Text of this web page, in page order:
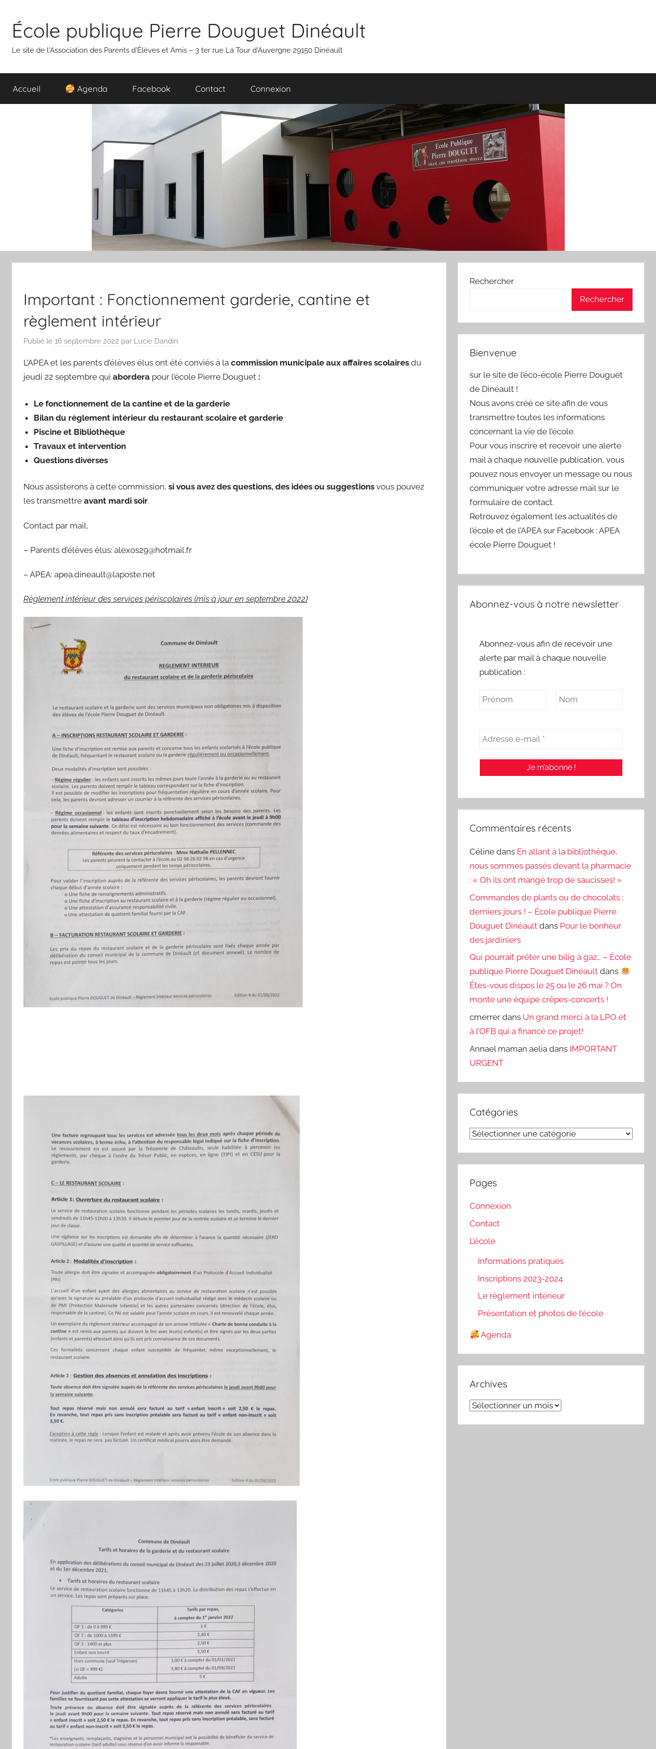
contenu
École publique Pierre Douguet Dinéault
Le site de l'Association des Parents d'Élèves et Amis – 3 ter rue La Tour d'Auvergne 29150 Dinéault
Accueil Agenda Facebook Contact Connexion
Important : Fonctionnement garderie, cantine et
règlement intérieur
Publié le 16 septembre 2022 par Lucie Dandin
L’APEA et les parents d’élèves élus ont été conviés à la commission municipale aux affaires scolaires du
jeudi 22 septembre qui abordera pour l’école Pierre Douguet :
Le fonctionnement de la cantine et de la garderie
Bilan du règlement intérieur du restaurant scolaire et garderie
Piscine et Bibliothèque
Travaux et intervention
Questions diverses
Nous assisterons à cette commission, si vous avez des questions, des idées ou suggestions vous pouvez
les transmettre avant mardi soir.
Contact par mail,
– Parents d’élèves élus: alexos29@hotmail.fr
– APEA: apea.dineault@laposte.net
Règlement intérieur des services périscolaires (mis à jour en septembre 2022)
Rechercher
Rechercher
Bienvenue
sur le site de l’éco-école Pierre Douguet
de Dinéault !
Nous avons créé ce site afin de vous
transmettre toutes les informations
concernant la vie de l’école.
Pour vous inscrire et recevoir une alerte
mail à chaque nouvelle publication, vous
pouvez nous envoyer un message ou nous
communiquer votre adresse mail sur le
formulaire de contact.
Retrouvez également les actualités de
l’école et de l’APEA sur Facebook : APEA
école Pierre Douguet !
Abonnez-vous à notre newsletter
Abonnez-vous afin de recevoir une
alerte par mail à chaque nouvelle
publication :
Commentaires récents
Céline dans En allant à la bibliothèque,
nous sommes passés devant la pharmacie
: « Oh ils ont mangé trop de saucisses! »
Commandes de plants ou de chocolats :
derniers jours ! – École publique Pierre
Douguet Dinéault dans Pour le bonheur
des jardiniers
Qui pourrait prêter une bilig à gaz… – École
publique Pierre Douguet Dinéault dans
Êtes-vous dispos le 25 ou le 26 mai ? On
monte une équipe crêpes-concerts !
cmerrer dans Un grand merci à la LPO et
à l’OFB qui a financé ce projet!
Annael maman aelia dans IMPORTANT
URGENT
Catégories
Catégories
Pages
Connexion
Contact
L’école
Informations pratiques
Inscriptions 2023-2024
Le règlement intérieur
Présentation et photos de l’école
Agenda
Archives
Archives